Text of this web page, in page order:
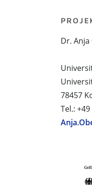
Dr.
78457
Tel.: